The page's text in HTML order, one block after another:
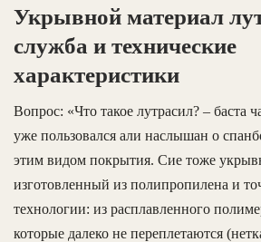
Укрывной материал
служба и технические
характеристики
Вопрос: «Что такое лутрасил? – баста
уже пользовался али наслышан о
этим видом покрытия. Сие тоже
изготовленный из полипропилена и
технологии: из расплавленного
которые далеко не переплетаются